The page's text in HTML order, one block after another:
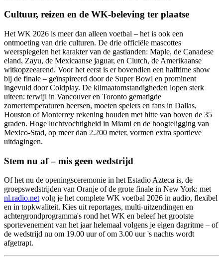
Cultuur, reizen en de WK-beleving ter plaatse
Het WK 2026 is meer dan alleen voetbal – het is ook een
ontmoeting van drie culturen. De drie officiële mascottes
weerspiegelen het karakter van de gastlanden: Maple, de Canadese
eland, Zayu, de Mexicaanse jaguar, en Clutch, de Amerikaanse
witkopzeearend. Voor het eerst is er bovendien een halftime show
bij de finale – geïnspireerd door de Super Bowl en prominent
ingevuld door Coldplay. De klimaatomstandigheden lopen sterk
uiteen: terwijl in Vancouver en Toronto gematigde
zomertemperaturen heersen, moeten spelers en fans in Dallas,
Houston of Monterrey rekening houden met hitte van boven de 35
graden. Hoge luchtvochtigheid in Miami en de hoogteligging van
Mexico-Stad, op meer dan 2.200 meter, vormen extra sportieve
uitdagingen.
Stem nu af – mis geen wedstrijd
Of het nu de openingsceremonie in het Estadio Azteca is, de
groepswedstrijden van Oranje of de grote finale in New York: met
nl.radio.net volg je het complete WK voetbal 2026 in audio, flexibel
en in topkwaliteit. Kies uit reportages, multi-uitzendingen en
achtergrondprogramma's rond het WK en beleef het grootste
sportevenement van het jaar helemaal volgens je eigen dagritme – of
de wedstrijd nu om 19.00 uur of om 3.00 uur 's nachts wordt
afgetrapt.